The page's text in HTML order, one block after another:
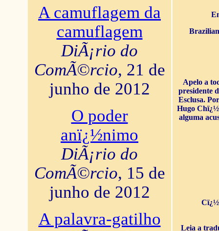
A camuflagem da
camuflagem
DiÃ¡rio do
ComÃ©rcio, 21 de
junho de 2012
O poder
anï¿½nimo
DiÃ¡rio do
ComÃ©rcio, 15 de
junho de 2012
A palavra-gatilho
Apelo a
presidente
Esclusa.
Hugo
alguma
Leia a